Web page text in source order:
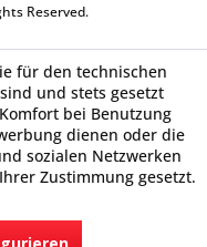
Reserved.
für den technischen
und stets gesetzt
bei Benutzung
dienen oder die
sozialen Netzwerken
Zustimmung gesetzt.